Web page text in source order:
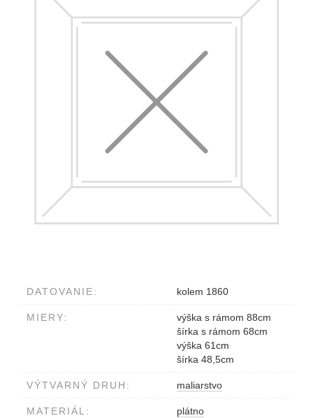
DATOVANIE: kolem 1860
MIERY:
výška s rámom 88cm
šírka s rámom 68cm
výška 61cm
šírka 48,5cm
VÝTVARNÝ DRUH: maliarstvo
MATERIÁL: plátno